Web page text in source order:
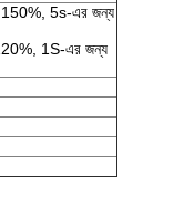
150%, 5s-এর জন্য
120%, 1S-এর জন্য